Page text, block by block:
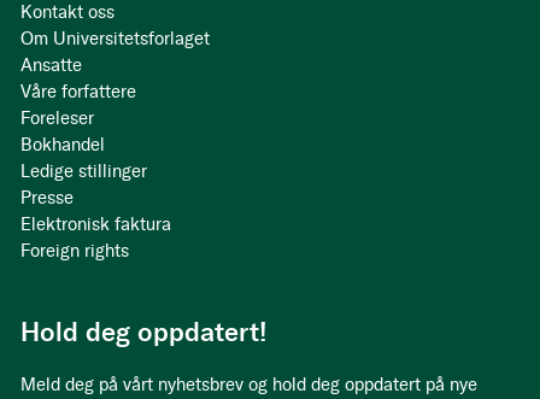
Kontakt oss
Om Universitetsforlaget
Ansatte
Våre forfattere
Foreleser
Bokhandel
Ledige stillinger
Presse
Elektronisk faktura
Foreign rights
Hold deg oppdatert!
Meld deg på vårt nyhetsbrev og hold deg oppdatert på nye